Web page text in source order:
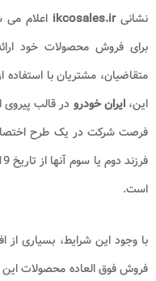
نشانیikcosales.ir اعلام
برای فروش محصولات خود
متقاضیان، مشتریان با
این،ایران خودرو در قالب پیروی
فرصت شرکت در یک طرح
است.
با وجود این شرایط، بسیاری
فروش فوق العاده محصولات